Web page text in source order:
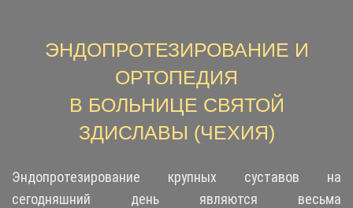
ЭНДОПРОТЕЗИРОВАНИЕ И
ОРТОПЕДИЯ
В БОЛЬНИЦЕ СВЯТОЙ
ЗДИСЛАВЫ (ЧЕХИЯ)
Эндопротезирование крупных суставов на
сегодняшний день являются весьма